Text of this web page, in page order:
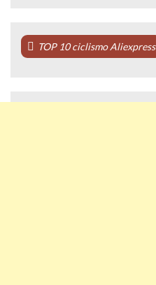
TOP 10 ciclismo Aliexpress